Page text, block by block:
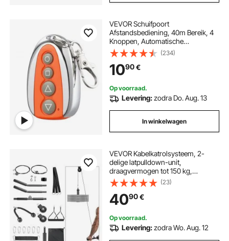
VEVOR Schuifpoort
Afstandsbediening, 40m Bereik, 4
Knoppen, Automatische
Afstandsbediening, voor
Garagedeuropener, Elektrisch
Opritpoort Opener Systeem (Batterij
Niet Meegeleverd)
(234)
1090€
Op voorraad.
Levering:zodra Do. Aug. 13
In winkelwagen
VEVOR Kabelkatrolsysteem, 2-
delige latpulldown-unit,
draagvermogen tot 150 kg,
krachttrainingsapparatuur met
latpulldownstang en kabelkatrol,
oefeningen voor armen, rug en
schouders, katrolsysteem doe-het-
zelf latpulldowntoren voor
thuisfitness
(23)
4090€
Op voorraad.
Levering:zodra Wo. Aug. 12